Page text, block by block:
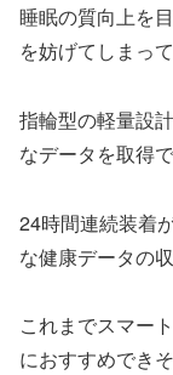
睡眠の質向上を
を妨げてしまっ
指輪型の軽量設
なデータを取得
24時間連続装着
な健康データの
これまでスマー
におすすめできそ